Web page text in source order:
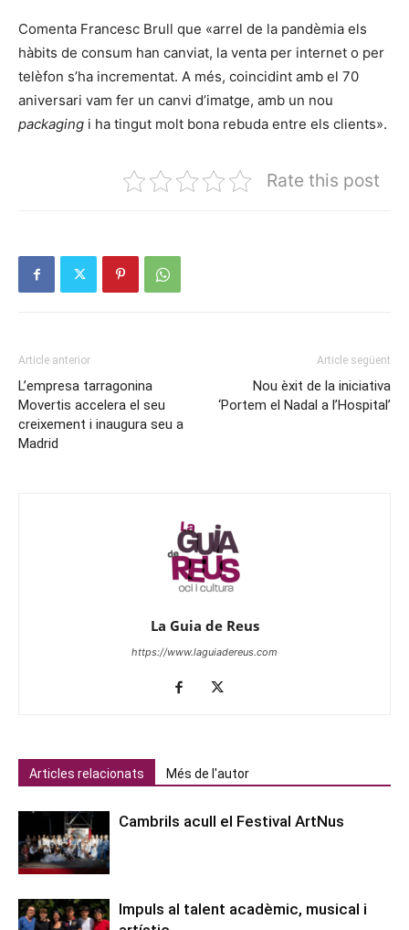
Comenta Francesc Brull que «arrel de la pandèmia els
hàbits de consum han canviat, la venta per internet o per
telèfon s’ha incrementat. A més, coincidint amb el 70
aniversari vam fer un canvi d’imatge, amb un nou
packaging i ha tingut molt bona rebuda entre els clients».
Rate this post
Article anterior
L’empresa tarragonina
Movertis accelera el seu
creixement i inaugura seu a
Madrid
Article següent
Nou èxit de la iniciativa
‘Portem el Nadal a l’Hospital’
La Guia de Reus
https://www.laguiadereus.com
Articles relacionats Més de l'autor
Cambrils acull el Festival ArtNus
Impuls al talent acadèmic, musical i